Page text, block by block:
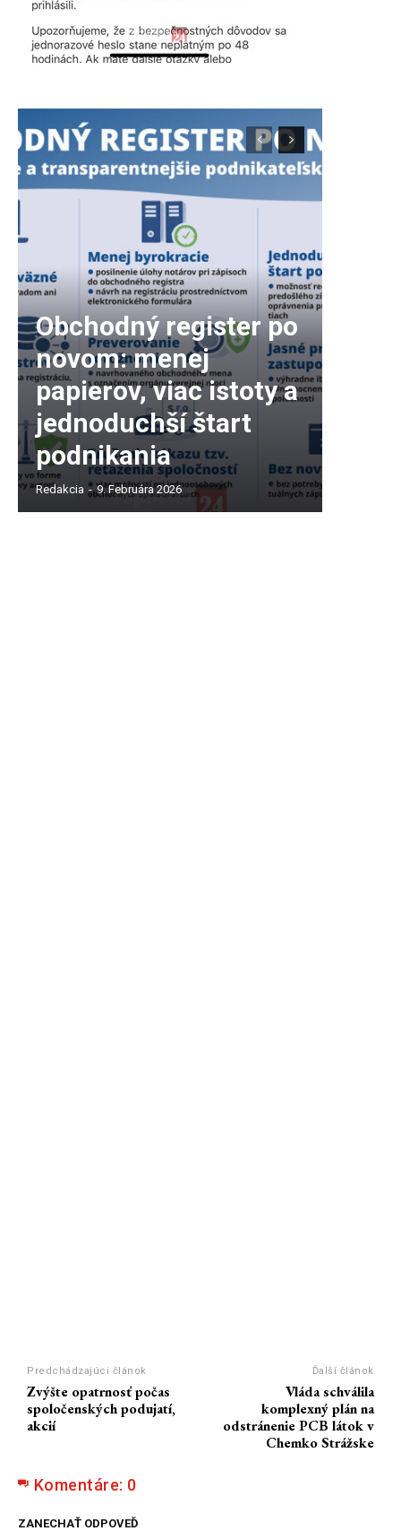
Obchodný register po
novom: menej
papierov, viac istoty a
jednoduchší štart
podnikania
Redakcia - 9. Februára 2026
Predchádzajúci článok
Zvýšte opatrnosť počas
spoločenských podujatí,
akcií
Ďalší článok
Vláda schválila
komplexný plán na
odstránenie PCB látok v
Chemko Strážske
Komentáre: 0
ZANECHAŤ ODPOVEĎ